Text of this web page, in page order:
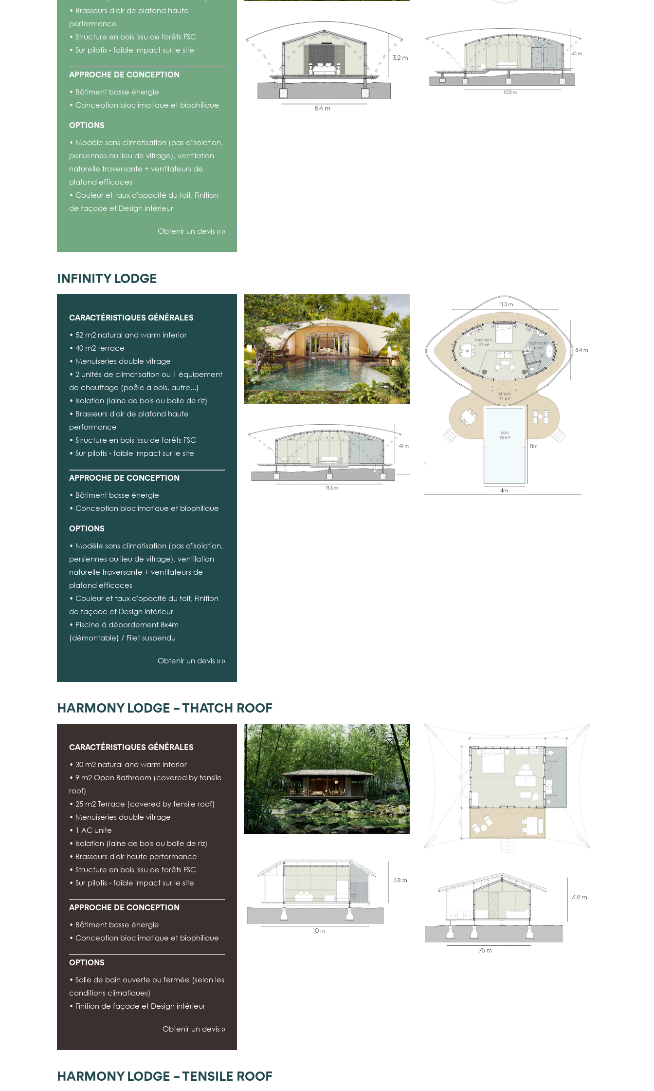
• Brasseurs d'air de plafond haute
performance
• Structure en bois issu de forêts FSC
• Sur pilotis - faible impact sur le site
APPROCHE DE CONCEPTION
• Bâtiment basse énergie
• Conception bioclimatique et biophilique
OPTIONS
• Modèle sans climatisation (pas d'isolation,
persiennes au lieu de vitrage), ventilation
naturelle traversante + ventilateurs de
plafond efficaces
• Couleur et taux d'opacité du toit, Finition
de façade et Design intérieur
Obtenir un devis » »
INFINITY LODGE
CARACTÉRISTIQUES GÉNÉRALES
• 52 m2 natural and warm interior
• 40 m2 terrace
• Menuiseries double vitrage
• 2 unités de climatisation ou 1 équipement
de chauffage (poêle à bois, autre...)
• Isolation (laine de bois ou balle de riz)
• Brasseurs d'air de plafond haute
performance
• Structure en bois issu de forêts FSC
• Sur pilotis - faible impact sur le site
APPROCHE DE CONCEPTION
• Bâtiment basse énergie
• Conception bioclimatique et biophilique
OPTIONS
• Modèle sans climatisation (pas d'isolation,
persiennes au lieu de vitrage), ventilation
naturelle traversante + ventilateurs de
plafond efficaces
• Couleur et taux d'opacité du toit, Finition
de façade et Design intérieur
• Piscine à débordement 8x4m
(démontable) / Filet suspendu
Obtenir un devis »»
HARMONY LODGE – THATCH ROOF
CARACTÉRISTIQUES GÉNÉRALES
• 30 m2 natural and warm Interior
• 9 m2 Open Bathroom (covered by tensile
roof)
• 25 m2 Terrace (covered by tensile roof)
• Menuiseries double vitrage
• 1 AC unite
• Isolation (laine de bois ou balle de riz)
• Brasseurs d'air haute performance
• Structure en bois issu de forêts FSC
• Sur pilotis - faible impact sur le site
APPROCHE DE CONCEPTION
• Bâtiment basse énergie
• Conception bioclimatique et biophilique
OPTIONS
• Salle de bain ouverte ou fermée (selon les
conditions climatiques)
• Finition de façade et Design intérieur
Obtenir un devis »
HARMONY LODGE – TENSILE ROOF